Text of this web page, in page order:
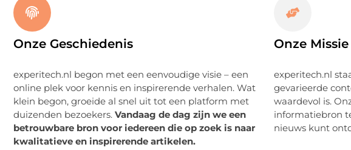
Onze Geschiedenis
experitech.nl begon met een eenvoudige visie – een
online plek voor kennis en inspirerende verhalen. Wat
klein begon, groeide al snel uit tot een platform met
duizenden bezoekers. Vandaag de dag zijn we een
betrouwbare bron voor iedereen die op zoek is naar
kwalitatieve en inspirerende artikelen.
Onze Missie
experitech.nl
gevarieerde
waardevol is.
informatiebron
nieuws kunt